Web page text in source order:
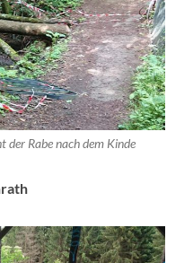
der Rabe nach dem Kinde